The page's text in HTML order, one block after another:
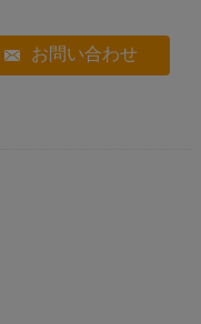
お問い合わせ